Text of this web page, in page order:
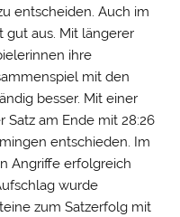
entscheiden. Auch im
gut aus. Mit längerer
ihre
mit den
besser. Mit einer
am Ende mit 28:26
entschieden. Im
Angriffe erfolgreich
wurde
zum Satzerfolg mit